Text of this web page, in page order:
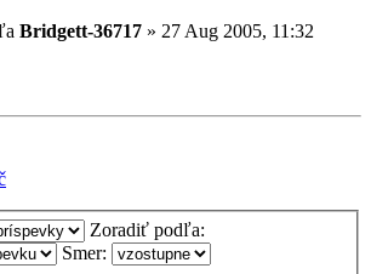
Bridgett-36717 » 27 Aug 2005, 11:32
Zoradiť podľa:
Smer: